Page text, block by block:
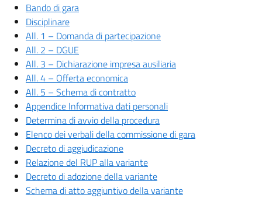
Bando di gara
Disciplinare
All. 1 – Domanda di partecipazione
All. 2 – DGUE
All. 3 – Dichiarazione impresa ausiliaria
All. 4 – Offerta economica
All. 5 – Schema di contratto
Appendice Informativa dati personali
Determina di avvio della procedura
Elenco dei verbali della commissione di gara
Decreto di aggiudicazione
Relazione del RUP alla variante
Decreto di adozione della variante
Schema di atto aggiuntivo della variante